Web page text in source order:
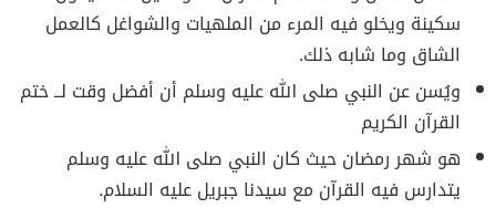
سكينة ويخلو فيه المرء من الملهيات والشواغل كالعمل
الشاق وما شابه ذلك.
ويُسن عن النبي صلى الله عليه وسلم أن أفضل وقت لــ ختم
القرآن الكريم
هو شهر رمضان حيث كان النبي صلى الله عليه وسلم
يتدارس فيه القرآن مع سيدنا جبريل عليه السلام.